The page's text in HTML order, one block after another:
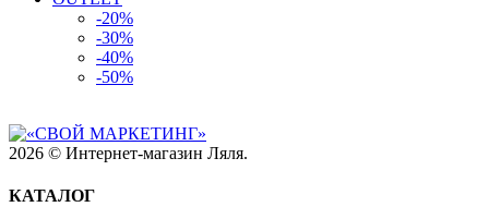
-20%
-30%
-40%
-50%
2026 © Интернет-магазин Ляля.
КАТАЛОГ